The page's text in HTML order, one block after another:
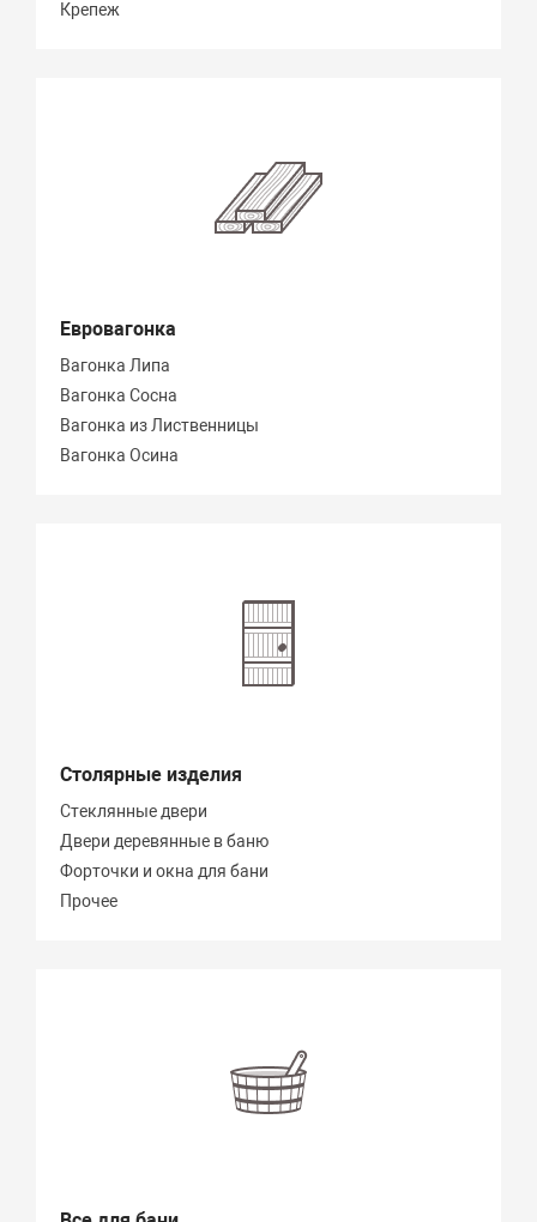
Крепеж
Евровагонка
Вагонка Липа
Вагонка Сосна
Вагонка из Лиственницы
Вагонка Осина
Столярные изделия
Стеклянные двери
Двери деревянные в баню
Форточки и окна для бани
Прочее